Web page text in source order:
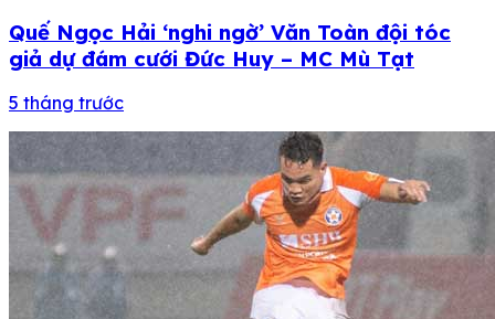
Quế Ngọc Hải ‘nghi ngờ’ Văn Toàn đội tóc
giả dự đám cưới Đức Huy – MC Mù Tạt
5 tháng trước